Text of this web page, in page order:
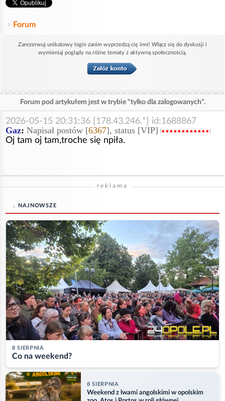
Forum
Zarezerwuj unikatowy login zanim wyprzedzą cię inni! Włącz się do dyskusji i
wymieniaj poglądy na różne tematy z aktywną społecznością.
Forum pod artykułem jest w trybie "tylko dla zalogowanych".
2026-05-15 20:31:36 [178.43.246.*] id:1688867
Gaz: Napisał postów [6367], status [VIP]
Oj tam oj tam,troche się npiła.
reklama
NAJNOWSZE
8 SIERPNIA
Co na weekend?
8 SIERPNIA
Weekend z lwami angolskimi w opolskim